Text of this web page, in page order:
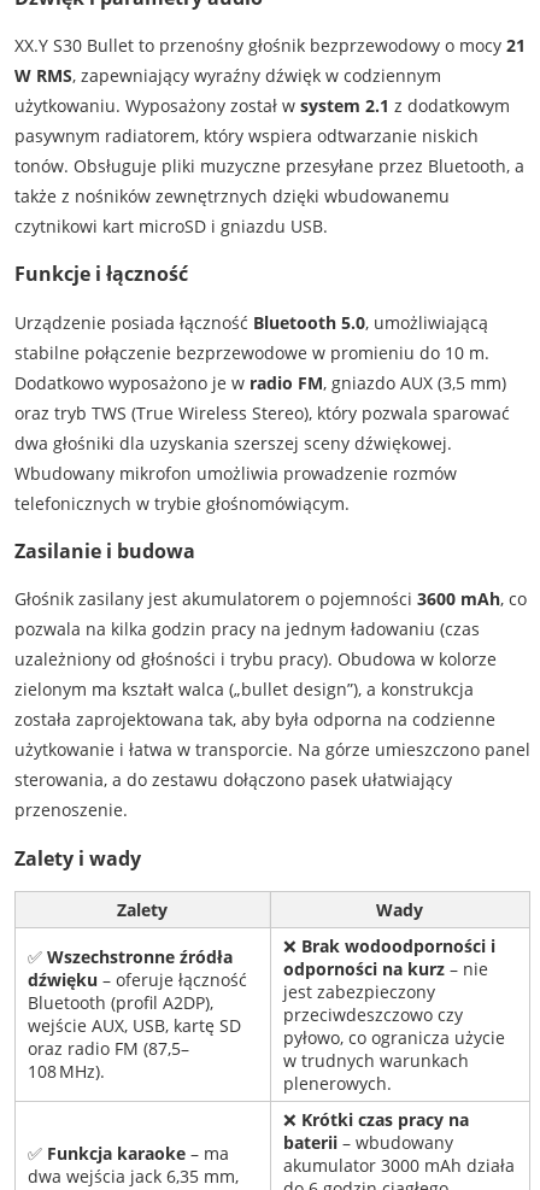
XX.Y S30 Bullet to przenośny głośnik bezprzewodowy o mocy 21
W RMS, zapewniający wyraźny dźwięk w codziennym
użytkowaniu. Wyposażony został w system 2.1 z dodatkowym
pasywnym radiatorem, który wspiera odtwarzanie niskich
tonów. Obsługuje pliki muzyczne przesyłane przez Bluetooth, a
także z nośników zewnętrznych dzięki wbudowanemu
czytnikowi kart microSD i gniazdu USB.
Funkcje i łączność
Urządzenie posiada łączność Bluetooth 5.0, umożliwiającą
stabilne połączenie bezprzewodowe w promieniu do 10 m.
Dodatkowo wyposażono je w radio FM, gniazdo AUX (3,5 mm)
oraz tryb TWS (True Wireless Stereo), który pozwala sparować
dwa głośniki dla uzyskania szerszej sceny dźwiękowej.
Wbudowany mikrofon umożliwia prowadzenie rozmów
telefonicznych w trybie głośnomówiącym.
Zasilanie i budowa
Głośnik zasilany jest akumulatorem o pojemności 3600 mAh, co
pozwala na kilka godzin pracy na jednym ładowaniu (czas
uzależniony od głośności i trybu pracy). Obudowa w kolorze
zielonym ma kształt walca („bullet design”), a konstrukcja
została zaprojektowana tak, aby była odporna na codzienne
użytkowanie i łatwa w transporcie. Na górze umieszczono panel
sterowania, a do zestawu dołączono pasek ułatwiający
przenoszenie.
Zalety i wady
Zalety Wady
✅ Wszechstronne źródła
dźwięku – oferuje łączność
Bluetooth (profil A2DP),
wejście AUX, USB, kartę SD
oraz radio FM (87,5–
108 MHz).
❌ Brak wodoodporności i
odporności na kurz– nie
jest zabezpieczony
przeciwdeszczowo czy
pyłowo, co ogranicza użycie
w trudnych warunkach
plenerowych.
✅ Funkcja karaoke– ma
dwa wejścia jack 6,35 mm,
❌ Krótki czas pracy na
baterii– wbudowany
akumulator 3000 mAh działa